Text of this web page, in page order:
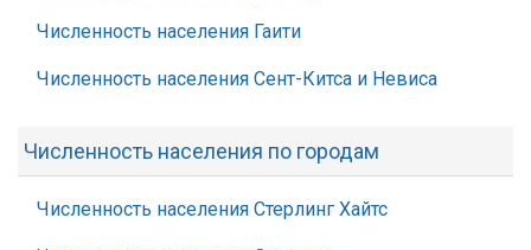
Численность населения Гаити
Численность населения Сент-Китса и Невиса
Численность населения по городам
Численность населения Стерлинг Хайтс